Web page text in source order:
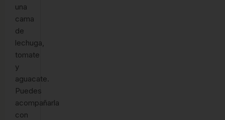
una
cama
de
lechuga,
tomate
y
aguacate.
Puedes
acompañarla
con